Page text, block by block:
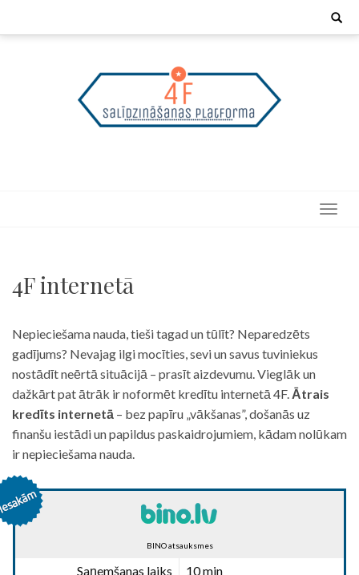
Search
4F internetā
Nepieciešama nauda, tieši tagad un tūlīt? Neparedzēts
gadījums? Nevajag ilgi mocīties, sevi un savus tuviniekus
nostādīt neērtā situācijā – prasīt aizdevumu. Vieglāk un
dažkārt pat ātrāk ir noformēt kredītu internetā 4F. Ātrais
kredīts internetā – bez papīru „vākšanas”, došanās uz
finanšu iestādi un papildus paskaidrojumiem, kādam nolūkam
ir nepieciešama nauda.
BINO atsauksmes
Saņemšanas laiks
10 min